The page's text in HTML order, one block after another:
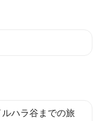
ハラ谷までの旅